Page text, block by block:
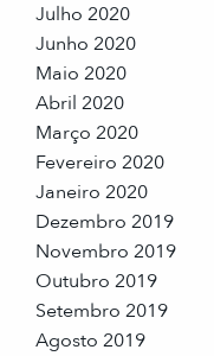
Julho 2020
Junho 2020
Maio 2020
Abril 2020
Março 2020
Fevereiro 2020
Janeiro 2020
Dezembro 2019
Novembro 2019
Outubro 2019
Setembro 2019
Agosto 2019